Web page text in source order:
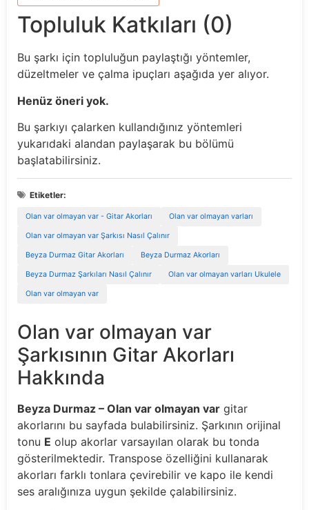
Topluluk Katkıları (0)
Bu şarkı için topluluğun paylaştığı yöntemler,
düzeltmeler ve çalma ipuçları aşağıda yer alıyor.
Henüz öneri yok.
Bu şarkıyı çalarken kullandığınız yöntemleri
yukarıdaki alandan paylaşarak bu bölümü
başlatabilirsiniz.
Etiketler:
Olan var olmayan var - Gitar Akorları Olan var olmayan varları
Olan var olmayan var Şarkısı Nasıl Çalınır
Beyza Durmaz Gitar Akorları Beyza Durmaz Akorları
Beyza Durmaz Şarkıları Nasıl Çalınır Olan var olmayan varları Ukulele
Olan var olmayan var
Olan var olmayan var
Şarkısının Gitar Akorları
Hakkında
Beyza Durmaz – Olan var olmayan var gitar
akorlarını bu sayfada bulabilirsiniz. Şarkının orijinal
tonu E olup akorlar varsayılan olarak bu tonda
gösterilmektedir. Transpose özelliğini kullanarak
akorları farklı tonlara çevirebilir ve kapo ile kendi
ses aralığınıza uygun şekilde çalabilirsiniz.